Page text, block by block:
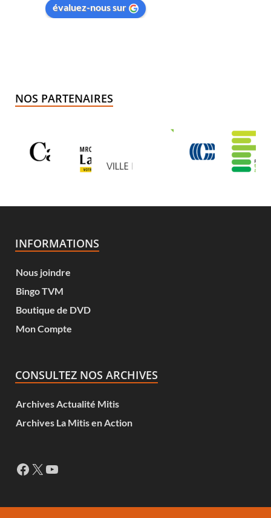
évaluez-nous sur
NOS PARTENAIRES
INFORMATIONS
Nous joindre
Bingo TVM
Boutique de DVD
Mon Compte
CONSULTEZ NOS ARCHIVES
Archives Actualité Mitis
Archives La Mitis en Action